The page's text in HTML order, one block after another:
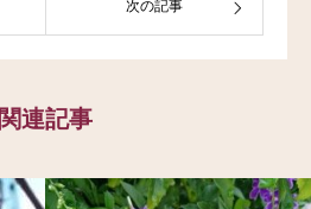
次の記事
関連記事